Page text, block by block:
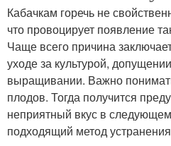
Кабачкам горечь не
что провоцирует появление
Чаще всего причина
уходе за культурой,
выращивании. Важно
плодов. Тогда получится
неприятный вкус в
подходящий метод